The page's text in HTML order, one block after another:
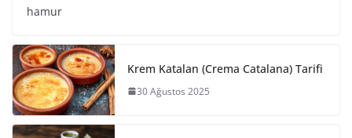
hamur
Krem Katalan (Crema Catalana) Tarifi
30 Ağustos 2025